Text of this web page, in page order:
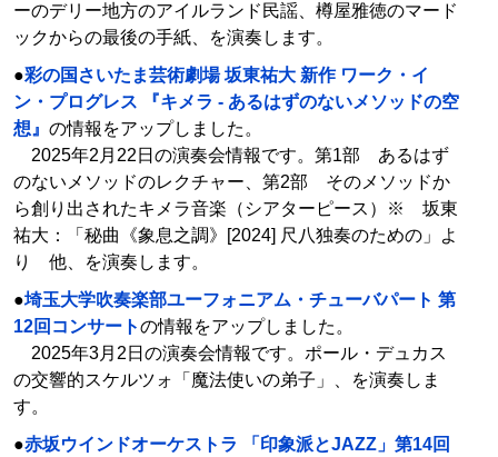
ーのデリー地方のアイルランド民謡、樽屋雅徳のマード
ックからの最後の手紙、を演奏します。
●彩の国さいたま芸術劇場 坂東祐大 新作 ワーク・イ
ン・プログレス 『キメラ - あるはずのないメソッドの空
想』 の情報をアップしました。
2025年2月22日の演奏会情報です。第1部 あるはず
のないメソッドのレクチャー、第2部 そのメソッドか
ら創り出されたキメラ音楽（シアターピース）※ 坂東
祐大：「秘曲《象息之調》[2024] 尺八独奏のための」よ
り 他、を演奏します。
●埼玉大学吹奏楽部ユーフォニアム・チューバパート 第
12回コンサートの情報をアップしました。
2025年3月2日の演奏会情報です。ポール・デュカス
の交響的スケルツォ「魔法使いの弟子」、を演奏しま
す。
●赤坂ウインドオーケストラ 「印象派とJAZZ」第14回